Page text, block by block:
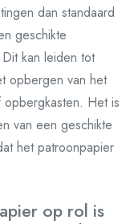
dan standaard
geschikte
kan leiden tot
opbergen van het
Het is
van een geschikte
het patroonpapier
op rol is